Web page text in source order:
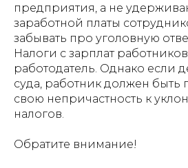
предприятия, а не
заработной платы
забывать про уголовную
Налоги с зарплат
работодатель. Однако если
суда, работник должен быть
свою непричастность к
налогов.
Обратите внимание!